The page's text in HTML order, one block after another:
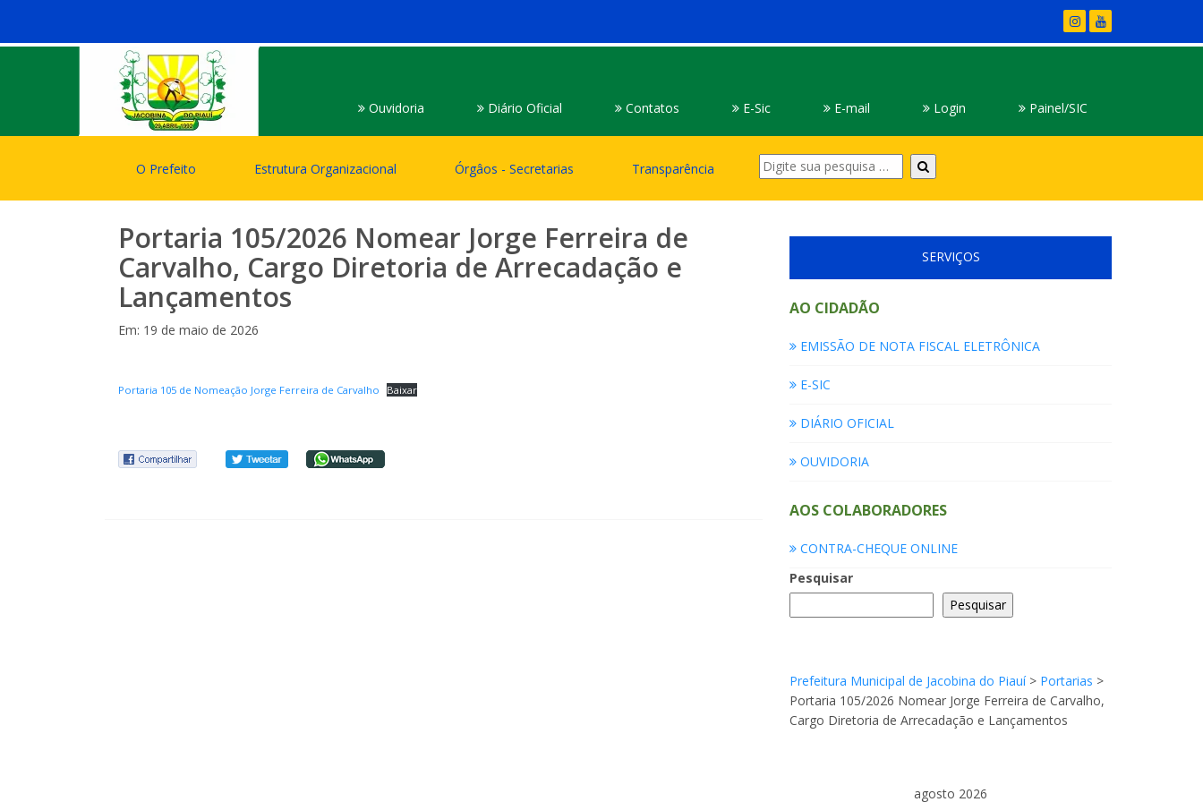
Ouvidoria Diário Oficial Contatos E-Sic E-mail Login Painel/SIC
O Prefeito Estrutura Organizacional Órgâos - Secretarias Transparência
Digite
sua
pesquisa
Portaria 105/2026 Nomear Jorge Ferreira de
Carvalho, Cargo Diretoria de Arrecadação e
Lançamentos
Em: 19 de maio de 2026
Portaria 105 de Nomeação Jorge Ferreira de Carvalho Baixar
SERVIÇOS
AO CIDADÃO
EMISSÃO DE NOTA FISCAL ELETRÔNICA
E-SIC
DIÁRIO OFICIAL
OUVIDORIA
AOS COLABORADORES
CONTRA-CHEQUE ONLINE
Pesquisar
Pesquisar
Prefeitura Municipal de Jacobina do Piauí> Portarias >
Portaria 105/2026 Nomear Jorge Ferreira de Carvalho,
Cargo Diretoria de Arrecadação e Lançamentos
agosto 2026